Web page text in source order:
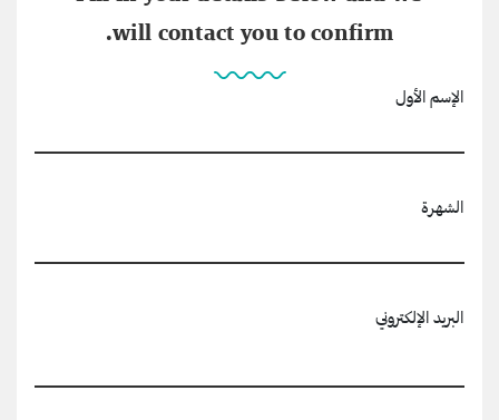
will contact you to confirm.
الإسم الأول
الشهرة
البريد الإلكتروني